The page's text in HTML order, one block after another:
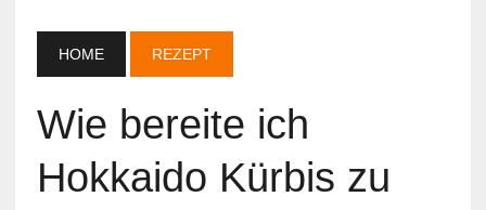
HOME REZEPT
Wie bereite ich
Hokkaido Kürbis zu